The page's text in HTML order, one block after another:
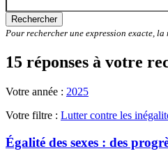
Rechercher
Pour rechercher une expression exacte,
15 réponses à votre
Votre année : 2025
Votre filtre : Lutter contre les
Égalité des sexes : des